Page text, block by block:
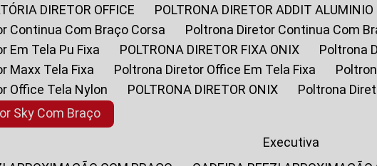
DIRETOR OFFICE
POLTRONA DIRETOR ADDIT ALUMINIO
Continua Com Braço Corsa
Poltrona Diretor Continua Com
Em Tela Pu Fixa
POLTRONA DIRETOR FIXA ONIX
Poltrona
Maxx Tela Fixa
Poltrona Diretor Office Em Tela Fixa
Office Tela Nylon
POLTRONA DIRETOR ONIX
Poltrona
Sky Com Braço
Executiva